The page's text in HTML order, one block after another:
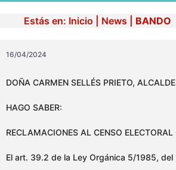
Estás en: Inicio News BANDO
16/04/2024
DOÑA CARMEN SELLÉS PRIETO,
HAGO SABER:
RECLAMACIONES AL CENSO
El art. 39.2 de la Ley Orgánica 5/1985, del